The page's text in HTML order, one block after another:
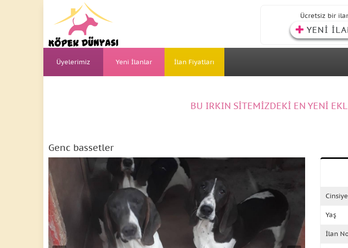
Ücretsiz bir
YENİ
Üyelerimiz Yeni İlanlar İlan Fiyatları
BU IRKIN SİTEMİZDEKİ EN YENİ
Genc bassetler
Yaş
İlan